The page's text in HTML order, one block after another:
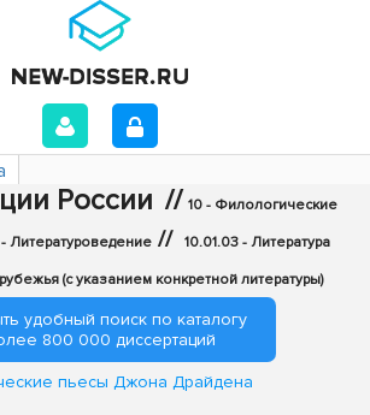
России // 10 - Филологические
Литературоведение // 10.01.03 - Литература
(с указанием конкретной литературы)
удобный поиск по каталогу
800 000 диссертаций
пьесы Джона Драйдена